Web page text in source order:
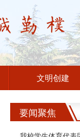
文明创建
要闻聚焦